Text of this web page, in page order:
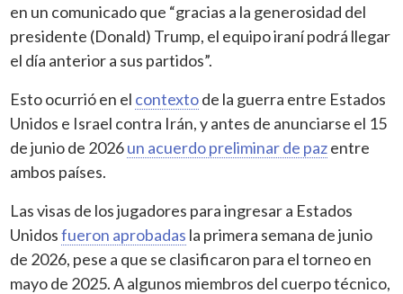
en un comunicado que “gracias a la generosidad del
presidente (Donald) Trump, el equipo iraní podrá llegar
el día anterior a sus partidos”.
Esto ocurrió en el contextode la guerra entre Estados
Unidos e Israel contra Irán, y antes de anunciarse el 15
de junio de 2026un acuerdo preliminar de pazentre
ambos países.
Las visas de los jugadores para ingresar a Estados
Unidosfueron aprobadas la primera semana de junio
de 2026, pese a que se clasificaron para el torneo en
mayo de 2025. A algunos miembros del cuerpo técnico,